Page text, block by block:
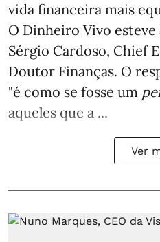
vida financeira mais
O Dinheiro Vivo esteve
Sérgio Cardoso, Chief
Doutor Finanças. O
"é como se fosse um
aqueles que a ...
Ver